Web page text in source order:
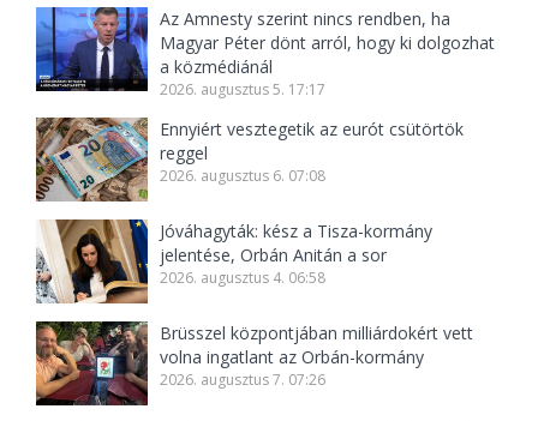
Az Amnesty szerint nincs rendben, ha
Magyar Péter dönt arról, hogy ki dolgozhat
a közmédiánál
2026. augusztus 5. 17:17
Ennyiért vesztegetik az eurót csütörtök
reggel
2026. augusztus 6. 07:08
Jóváhagyták: kész a Tisza-kormány
jelentése, Orbán Anitán a sor
2026. augusztus 4. 06:58
Brüsszel központjában milliárdokért vett
volna ingatlant az Orbán-kormány
2026. augusztus 7. 07:26